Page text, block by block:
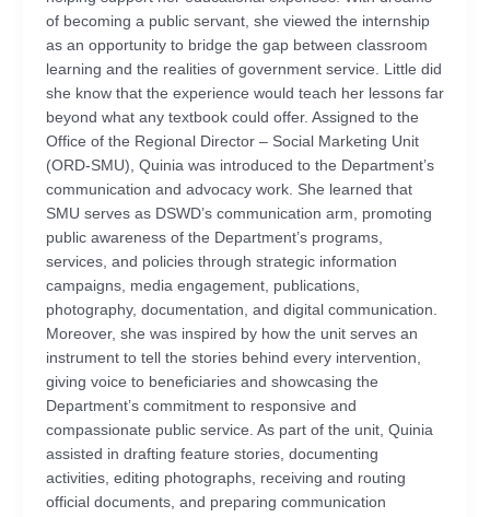
of becoming a public servant, she viewed the internship
as an opportunity to bridge the gap between classroom
learning and the realities of government service. Little did
she know that the experience would teach her lessons far
beyond what any textbook could offer. Assigned to the
Office of the Regional Director – Social Marketing Unit
(ORD-SMU), Quinia was introduced to the Department’s
communication and advocacy work. She learned that
SMU serves as DSWD’s communication arm, promoting
public awareness of the Department’s programs,
services, and policies through strategic information
campaigns, media engagement, publications,
photography, documentation, and digital communication.
Moreover, she was inspired by how the unit serves an
instrument to tell the stories behind every intervention,
giving voice to beneficiaries and showcasing the
Department’s commitment to responsive and
compassionate public service. As part of the unit, Quinia
assisted in drafting feature stories, documenting
activities, editing photographs, receiving and routing
official documents, and preparing communication